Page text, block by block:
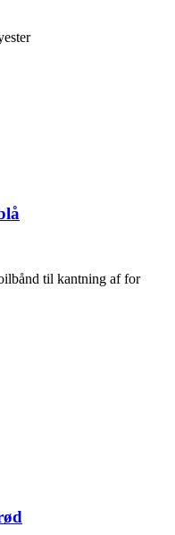
til kantning af for